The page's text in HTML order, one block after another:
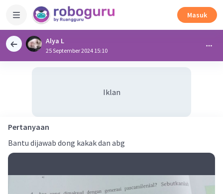
Masuk
Alya L
25 September 2024 15:10
Iklan
Pertanyaan
Bantu dijawab dong kakak dan abg